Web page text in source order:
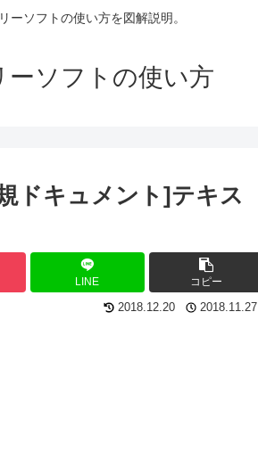
ーソフトの使い方を図解説明。
ーソフトの使い方
ドキュメント]テキス
LINE コピー
2018.12.20 2018.11.27